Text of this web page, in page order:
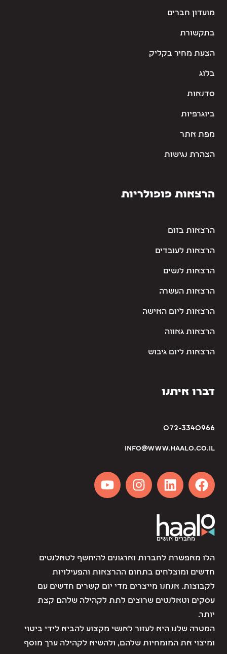
מועדון חברים
בתקשורת
הצעת מחיר בקליק
בלוג
סדנאות
ביוגרפיות
מפת אתר
הצהרת נגישות
הרצאות פופולריות
הרצאות בזום
הרצאות לעובדים
הרצאות לנשים
הרצאות העשרה
הרצאות ליום האישה
הרצאות גאווה
הרצאות ליום גיבוש
דברו איתנו
072-3340966
info@www.haalo.co.il
הלו מאפשרת לחברות וארגונים להיחשף לטאלנטים
חדשים ומוצלחים בתחום ההרצאות והפעילויות
לקבוצות. אנחנו מייצרים מדי יום קשרים חדשים עם
עסקים וטאלנטים שרוצים לתת לקהילה שלהם קצת
יותר.
המטרה שלנו היא לעזור לאנשי מקצוע להביא לידי ביטוי
ומיצוי את המומחיות שלהם, ולהשיא לקהילה ערך מוסף